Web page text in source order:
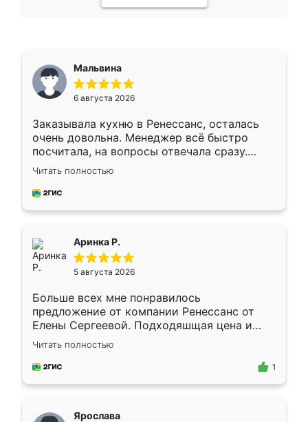
Мальвина
6 августа 2026
Заказывала кухню в Ренессанс, осталась
очень довольна. Менеджер всё быстро
посчитала, на вопросы отвечала сразу.
Замерщик приехал в субботу, подошёл к
делу со всей ответственностью. Собрали
за день, ребята работали аккуратно, даже
Читать полностью
Аринка Р.
5 августа 2026
Больше всех мне понравилось
предложение от компании Ренессанс от
Елены Сергеевой. Подходяшщая цена и
короткие сроки изготовления. Приехавший
для замера сотрудник Владислав
предложил по моему эскизу самый
Читать полностью
1
Ярослава